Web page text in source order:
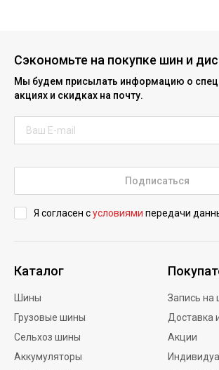
Сэкономьте на покупке шин и
Мы будем присылать информацию о
акциях и скидках на почту.
Подписаться
Я согласен сусловиями передачи
Каталог
Шины
Грузовые шины
Сельхоз шины
Аккумуляторы
Запись
Доставка
Акции